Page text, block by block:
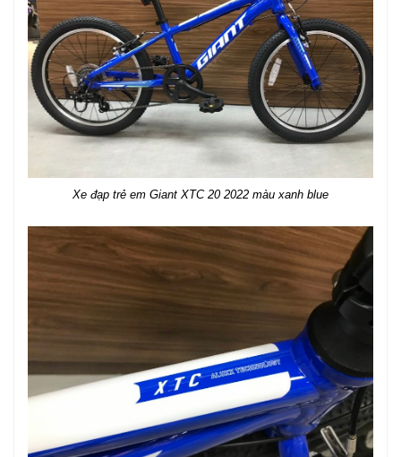
Xe đạp trẻ em Giant XTC 20 2022 màu xanh blue